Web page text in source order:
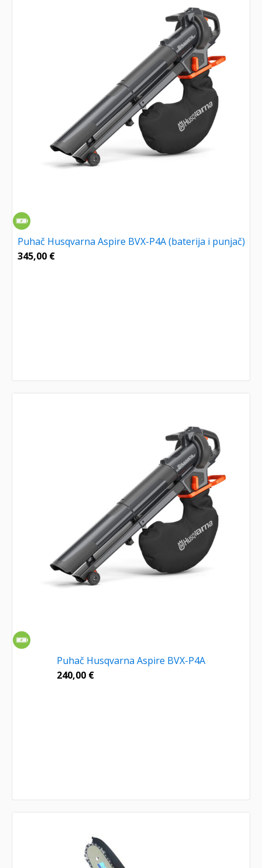
Puhač Husqvarna Aspire BVX-P4A (baterija i punjač)
345,00 €
Puhač Husqvarna Aspire BVX-P4A
240,00 €